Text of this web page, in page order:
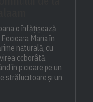
o înfățișează
Fecioara Maria în
naturală, cu
coborâtă,
în picioare pe un
strălucitoare și un